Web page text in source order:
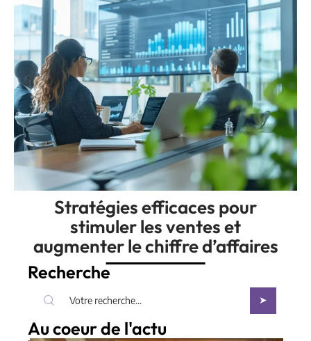
Stratégies efficaces pour
stimuler les ventes et
augmenter le chiffre d’affaires
Recherche
Au coeur de l'actu